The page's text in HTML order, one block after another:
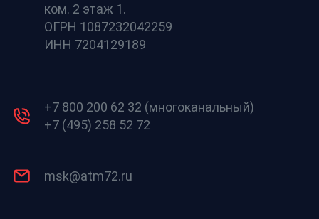
ком. 2 этаж 1.
ОГРН 1087232042259
ИНН 7204129189
+7 800 200 62 32 (многоканальный)
+7 (495) 258 52 72
msk@atm72.ru